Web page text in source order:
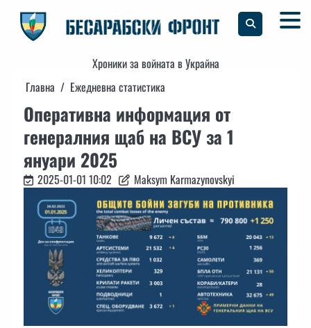
content
Хроники за войната в Украйна
Главна
Ежедневна статистика
Оперативна информация от
генералния щаб на ВСУ за 1
януари 2025
2025-01-01 10:02 Maksym Karmazynovskyi